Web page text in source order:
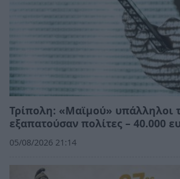
Τρίπολη: «Μαϊμού» υπάλληλοι
εξαπατούσαν πολίτες – 40.000
05/08/2026 21:14